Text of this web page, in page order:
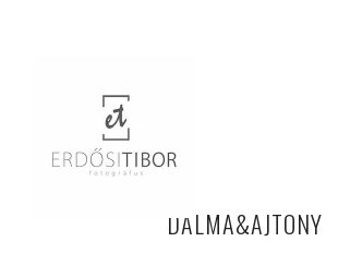
DALMA&AJTONY